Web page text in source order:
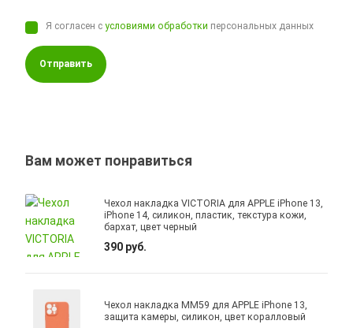
Я согласен сусловиями обработки персональных данных
Отправить
Вам может понравиться
Чехол накладка VICTORIA для APPLE iPhone 13,
iPhone 14, силикон, пластик, текстура кожи,
бархат, цвет черный
390 руб.
Чехол накладка MM59 для APPLE iPhone 13,
защита камеры, силикон, цвет коралловый